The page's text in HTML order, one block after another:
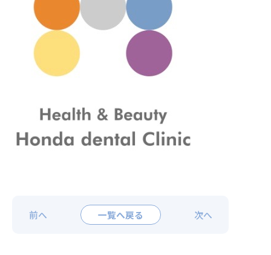
前へ 一覧へ戻る 次へ